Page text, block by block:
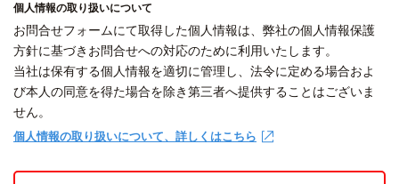
個人情報の取り扱いについて
お問合せフォームにて取得した個人情報は、弊社の個人情報保護
方針に基づきお問合せへの対応のために利用いたします。
当社は保有する個人情報を適切に管理し、法令に定める場合およ
び本人の同意を得た場合を除き第三者へ提供することはございま
せん。
個人情報の取り扱いについて、詳しくはこちら